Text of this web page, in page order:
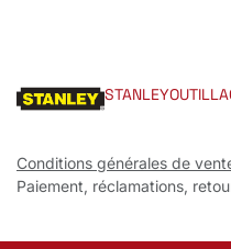
Conditions générales de
Paiement, réclamations,